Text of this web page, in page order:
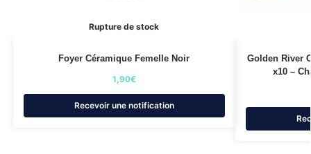
Rupture de stock
Foyer Céramique Femelle Noir
1,90€
Recevoir une notification
Golden River
x10 –